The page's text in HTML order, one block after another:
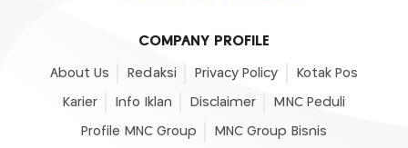
COMPANY PROFILE
About Us Redaksi Privacy Policy Kotak Pos
Karier Info Iklan Disclaimer MNC Peduli
Profile MNC Group MNC Group Bisnis